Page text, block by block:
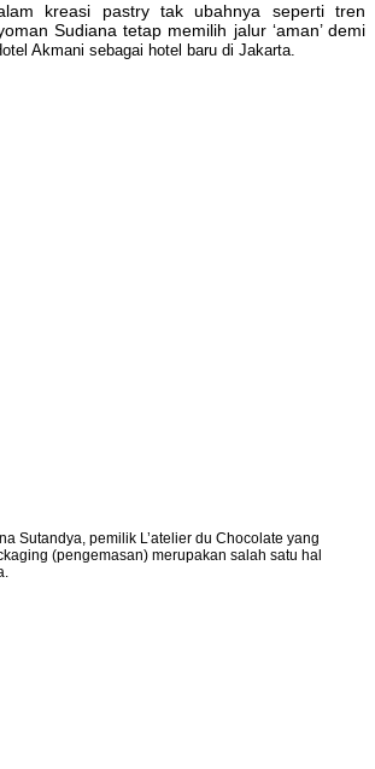
kreasi pastry tak ubahnya seperti tren
Sudiana tetap memilih jalur ‘aman’ demi
Akmani sebagai hotel baru di Jakarta.
Sutandya, pemilik L’atelier du Chocolate yang
(pengemasan) merupakan salah satu hal